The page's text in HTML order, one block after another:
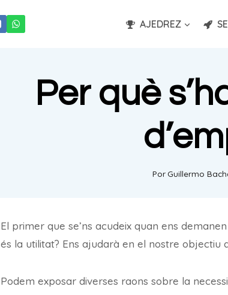
AJEDREZ
Per què
PorGuillermo
El primer que se’ns acudeix quan ens
és la utilitat? Ens ajudarà en el nostre objectiu
Podem exposar diverses raons sobre la